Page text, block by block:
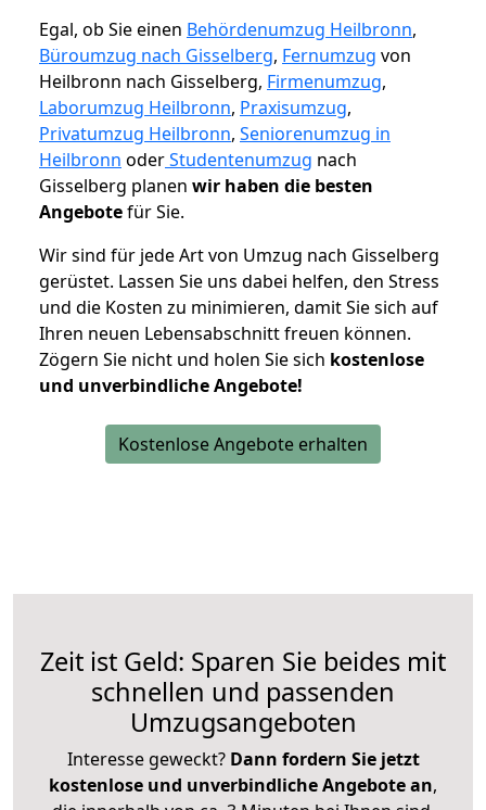
Egal, ob Sie einen Behördenumzug Heilbronn,
Büroumzug nach Gisselberg, Fernumzug von
Heilbronn nach Gisselberg, Firmenumzug,
Laborumzug Heilbronn, Praxisumzug,
Privatumzug Heilbronn, Seniorenumzug in
Heilbronn oderStudentenumzug nach
Gisselberg planen wir haben die besten
Angebotefür Sie.
Wir sind für jede Art von Umzug nach Gisselberg
gerüstet. Lassen Sie uns dabei helfen, den Stress
und die Kosten zu minimieren, damit Sie sich auf
Ihren neuen Lebensabschnitt freuen können.
Zögern Sie nicht und holen Sie sich kostenlose
und unverbindliche Angebote!
Kostenlose Angebote erhalten
Zeit ist Geld: Sparen Sie beides mit
schnellen und passenden
Umzugsangeboten
Interesse geweckt? Dann fordern Sie jetzt
kostenlose und unverbindliche Angebote an,